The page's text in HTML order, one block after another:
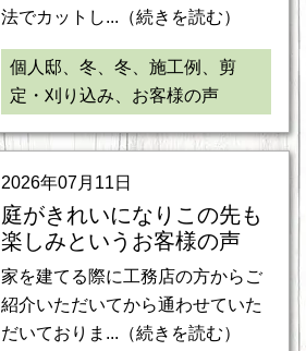
法でカットし...（続きを読む）
個人邸、冬、冬、施工例、剪
定・刈り込み、お客様の声
2026年07月11日
庭がきれいになりこの先も
楽しみというお客様の声
家を建てる際に工務店の方からご
紹介いただいてから通わせていた
だいておりま...（続きを読む）